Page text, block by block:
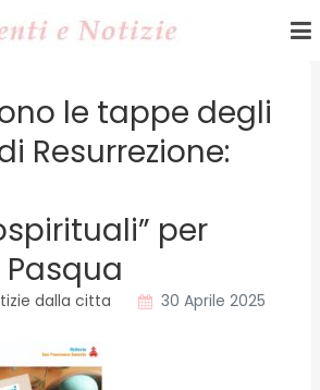
le tappe degli
Resurrezione:
per
dalla citta 30 Aprile 2025